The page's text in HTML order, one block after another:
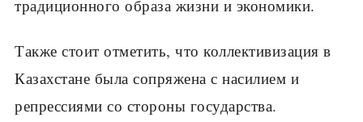
традиционного образа жизни и экономики.
Также стоит отметить, что коллективизация в
Казахстане была сопряжена с насилием и
репрессиями со стороны государства.